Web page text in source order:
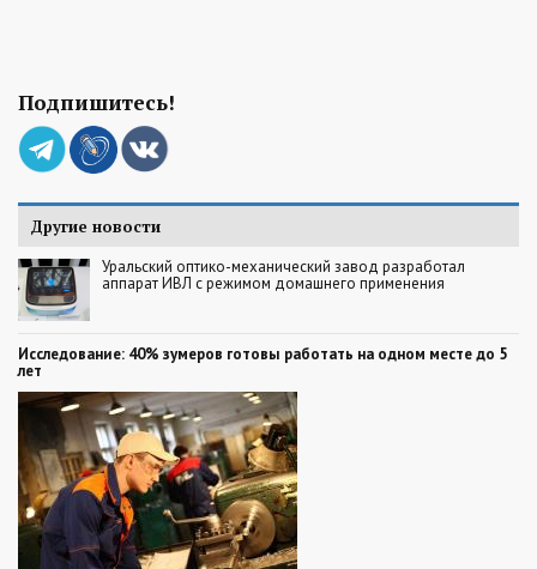
Подпишитесь!
Другие новости
Уральский оптико-механический завод разработал
аппарат ИВЛ с режимом домашнего применения
Исследование: 40% зумеров готовы работать на одном месте до 5
лет